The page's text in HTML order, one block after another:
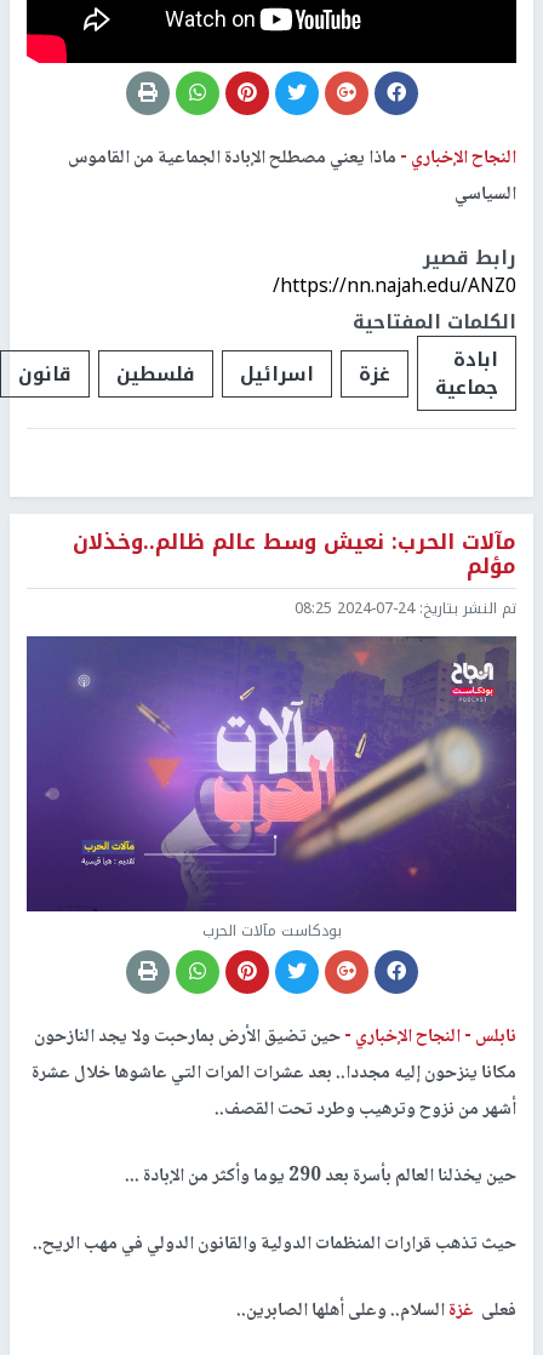
النجاح الإخباري -ماذا يعني مصطلح الإبادة الجماعية من القاموس
السياسي
رابط قصير
https://nn.najah.edu/ANZ0/
الكلمات المفتاحية
ابادة
جماعية غزة اسرائيل فلسطين قانون
مآلات الحرب: نعيش وسط عالم ظالم..وخذلان
مؤلم
تم النشر بتاريخ:2024-07-24 08:25
بودكاست مآلات الحرب
نابلس -النجاح الإخباري -حين تضيق الأرض بمارحبت ولا يجد النازحون
مكانا ينزحون إليه مجددا.. بعد عشرات المرات التي عاشوها خلال عشرة
أشهر من نزوح وترهيب وطرد تحت القصف..
حين يخذلنا العالم بأسرة بعد 290 يوما وأكثر من الإبادة ...
حيث تذهب قرارات المنظمات الدولية والقانون الدولي في مهب الريح..
فعلى غزةالسلام.. وعلى أهلها الصابرين..